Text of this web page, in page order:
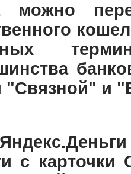
можно
"Связной" и
с карточки